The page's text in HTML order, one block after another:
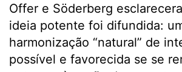
Offer e Söderberg
ideia potente foi difundida:
harmonização “natural” de
possível e favorecida se se